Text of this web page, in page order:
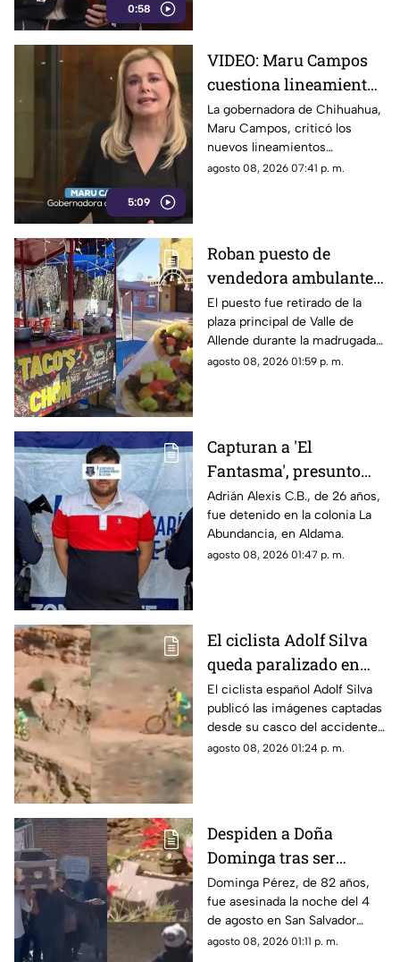
0:58
5:09
VIDEO: Maru Campos
cuestiona lineamientos
para medios y advierte
riesgos para la libertad
de expresión
La gobernadora de Chihuahua,
Maru Campos, criticó los
nuevos lineamientos
relacionados con los derechos
agosto 08, 2026 07:41 p. m.
Roban puesto de
vendedora ambulante
en Valle de Allende;
piden ayuda para
localizarlo
El puesto fue retirado de la
plaza principal de Valle de
Allende durante la madrugada,
junto con el asador, carpa,
agosto 08, 2026 01:59 p. m.
Capturan a 'El
Fantasma', presunto
líder delictivo en
Aldama
Adrián Alexis C.B., de 26 años,
fue detenido en la colonia La
Abundancia, en Aldama.
agosto 08, 2026 01:47 p. m.
El ciclista Adolf Silva
queda paralizado en
vivo; liberan video del
brutal accidente
El ciclista español Adolf Silva
publicó las imágenes captadas
desde su casco del accidente
que sufrió durante el Red Bull
agosto 08, 2026 01:24 p. m.
Despiden a Doña
Dominga tras ser
asesinada por 90 pesos
en Amozoc
Dominga Pérez, de 82 años,
fue asesinada la noche del 4
de agosto en San Salvador
Chachapa, Amozoc, Puebla,
agosto 08, 2026 01:11 p. m.